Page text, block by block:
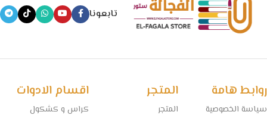
تابعونا
روابط هامة
سياسة الخصوصية
المتجر
المتجر
اقسام الادوات
كراس و كشكول